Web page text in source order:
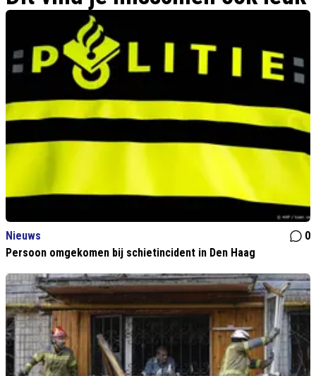
Nieuws
0
Persoon omgekomen bij schietincident in Den Haag